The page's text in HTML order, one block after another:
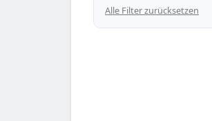
Alle Filter zurücksetzen